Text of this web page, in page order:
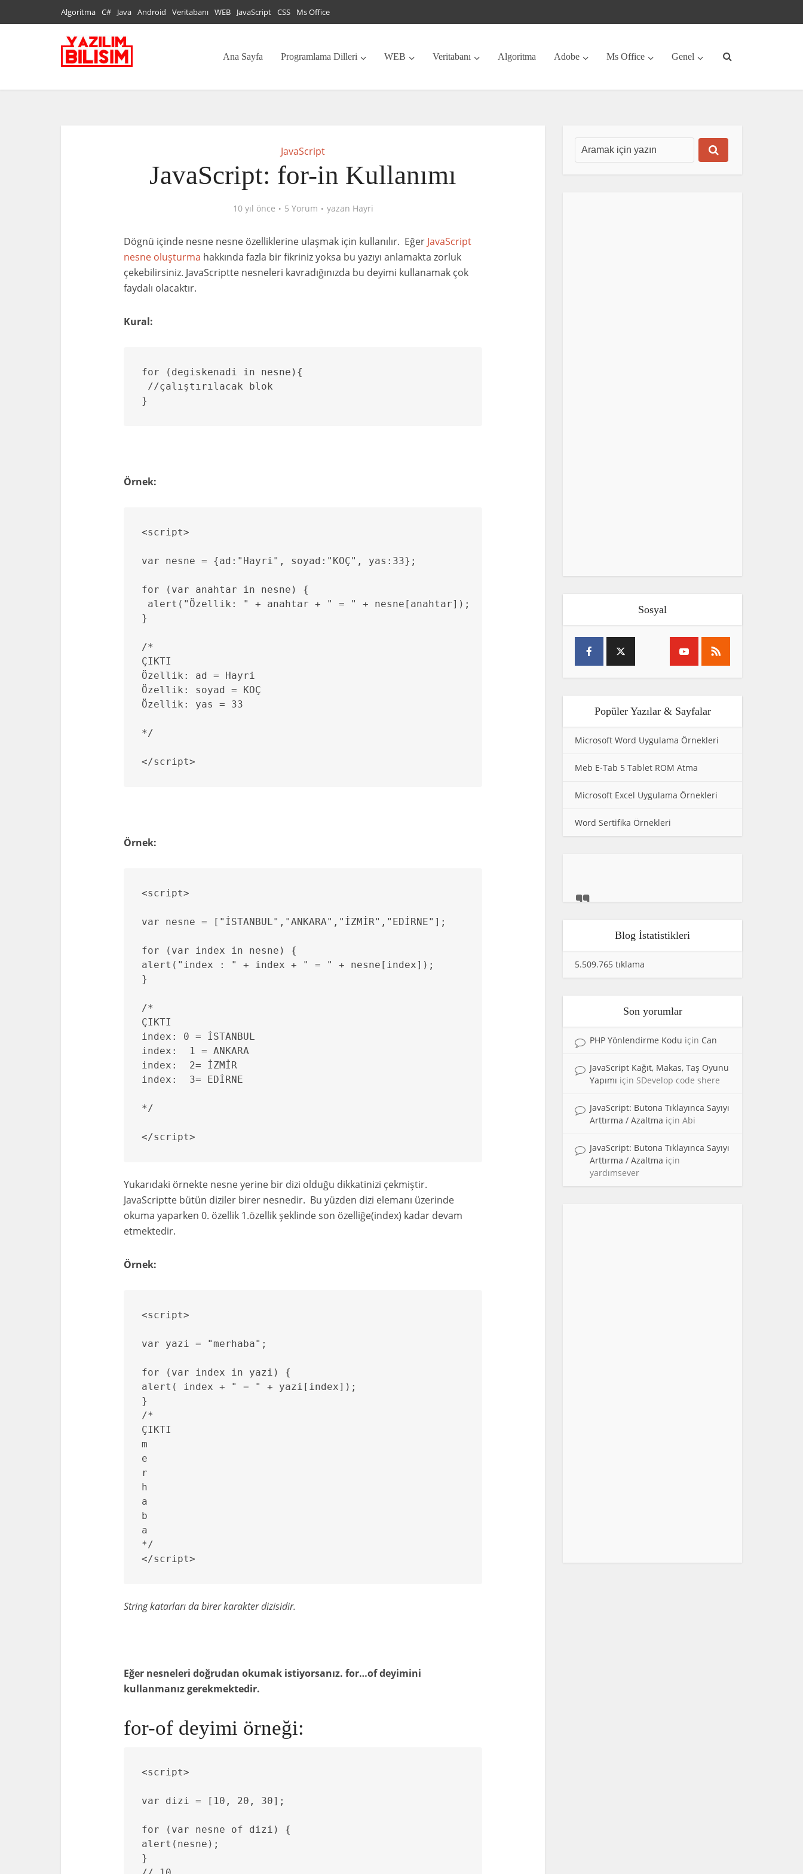
Algoritma C# Java Android Veritabanı WEB JavaScript CSS Ms Office
Ana Sayfa Programlama Dilleri WEB Veritabanı Algoritma Adobe Ms Office Genel
JavaScript
JavaScript: for-in Kullanımı
10 yıl önce 5 Yorum yazan Hayri
Dögnü içinde nesne nesne özelliklerine ulaşmak için kullanılır. Eğer JavaScript
nesne oluşturma hakkında fazla bir fikriniz yoksa bu yazıyı anlamakta zorluk
çekebilirsiniz. JavaScriptte nesneleri kavradığınızda bu deyimi kullanamak çok
faydalı olacaktır.
Kural:
for (degiskenadi in nesne){
//çalıştırılacak blok
}
Örnek:
<script>
var nesne = {ad:"Hayri", soyad:"KOÇ", yas:33};
for (var anahtar in nesne) {
alert("Özellik: " + anahtar + " = " + nesne[anahtar]);
}
/*
ÇIKTI
Özellik: ad = Hayri
Özellik: soyad = KOÇ
Özellik: yas = 33
*/
</script>
Örnek:
<script>
var nesne = ["İSTANBUL","ANKARA","İZMİR","EDİRNE"];
for (var index in nesne) {
alert("index : " + index + " = " + nesne[index]);
}
/*
ÇIKTI
index: 0 = İSTANBUL
index:  1 = ANKARA
index:  2= İZMİR
index:  3= EDİRNE
*/
</script>
Yukarıdaki örnekte nesne yerine bir dizi olduğu dikkatinizi çekmiştir.
JavaScriptte bütün diziler birer nesnedir. Bu yüzden dizi elemanı üzerinde
okuma yaparken 0. özellik 1.özellik şeklinde son özelliğe(index) kadar devam
etmektedir.
Örnek:
<script>
var yazi = "merhaba";
for (var index in yazi) {
alert( index + " = " + yazi[index]);
}
/*
ÇIKTI
m
e
r
h
a
b
a
*/
</script>
String katarları da birer karakter dizisidir.
Eğer nesneleri doğrudan okumak istiyorsanız. for…of deyimini
kullanmanız gerekmektedir.
for-of deyimi örneği:
<script>
var dizi = [10, 20, 30];
for (var nesne of dizi) {
alert(nesne);
}
Sosyal
Popüler Yazılar & Sayfalar
Microsoft Word Uygulama Örnekleri
Meb E-Tab 5 Tablet ROM Atma
Microsoft Excel Uygulama Örnekleri
Word Sertifika Örnekleri
Blog İstatistikleri
5.509.765 tıklama
Son yorumlar
PHP Yönlendirme Kodu için Can
JavaScript Kağıt, Makas, Taş Oyunu
Yapımı için SDevelop code shere
JavaScript: Butona Tıklayınca Sayıyı
Arttırma / Azaltma için Abi
JavaScript: Butona Tıklayınca Sayıyı
Arttırma / Azaltma için
yardımsever